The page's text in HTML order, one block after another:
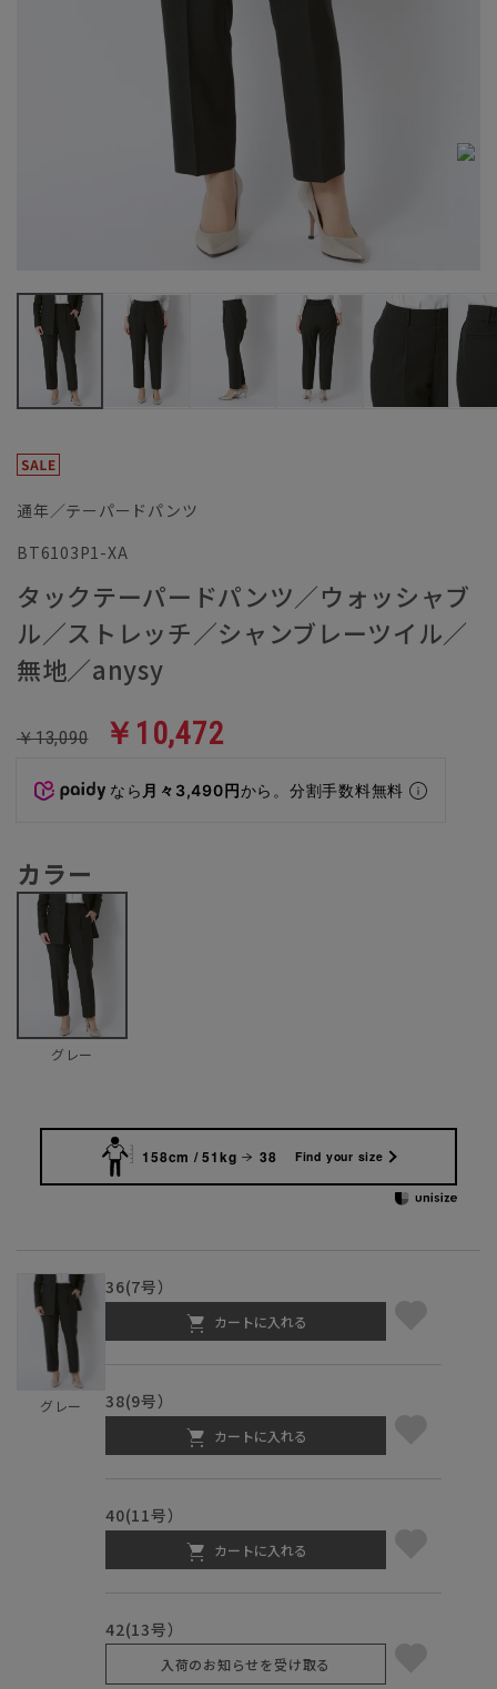
通年／テーパードパンツ
BT6103P1-XA
タックテーパードパンツ／ウォッシャブ
ル／ストレッチ／シャンブレーツイル／
無地／anysy
￥13,090 ￥10,472
なら 月々3,490円から。分割手数料無料
カラー
グレー
158cm / 51kg 38 Find your size
グレー
36(7号）
カートに入れる
38(9号）
カートに入れる
40(11号）
カートに入れる
42(13号）
入荷のお知らせを受け取る